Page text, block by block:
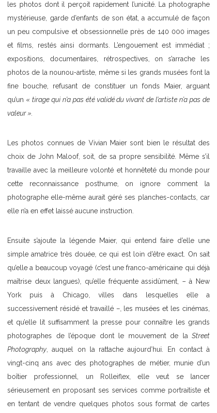
les photos dont il perçoit rapidement l’unicité. La photographe
mystérieuse, garde d’enfants de son état, a accumulé de façon
un peu compulsive et obsessionnelle près de 140 000 images
et films, restés ainsi dormants. L’engouement est immédiat ;
expositions, documentaires, rétrospectives, on s’arrache les
photos de la nounou-artiste, même si les grands musées font la
fine bouche, refusant de constituer un fonds Maier, arguant
qu’un « tirage qui n’a pas été validé du vivant de l’artiste n’a pas de
valeur ».
Les photos connues de Vivian Maier sont bien le résultat des
choix de John Maloof, soit, de sa propre sensibilité. Même s’il
travaille avec la meilleure volonté et honnêteté du monde pour
cette reconnaissance posthume, on ignore comment la
photographe elle-même aurait géré ses planches-contacts, car
elle n’a en effet laissé aucune instruction.
Ensuite s’ajoute la légende Maier, qui entend faire d’elle une
simple amatrice très douée, ce qui est loin d’être exact. On sait
qu’elle a beaucoup voyagé (c’est une franco-américaine qui déjà
maîtrise deux langues), qu’elle fréquente assidûment, – à New
York puis à Chicago, villes dans lesquelles elle a
successivement résidé et travaillé –, les musées et les cinémas,
et qu’elle lit suffisamment la presse pour connaître les grands
photographes de l’époque dont le mouvement de la Street
Photography , auquel on la rattache aujourd’hui. En contact à
vingt-cinq ans avec des photographes de métier, munie d’un
boîtier professionnel, un Rolleiflex, elle veut se lancer
sérieusement en proposant ses services comme portraitiste et
en tentant de vendre quelques photos sous format de cartes